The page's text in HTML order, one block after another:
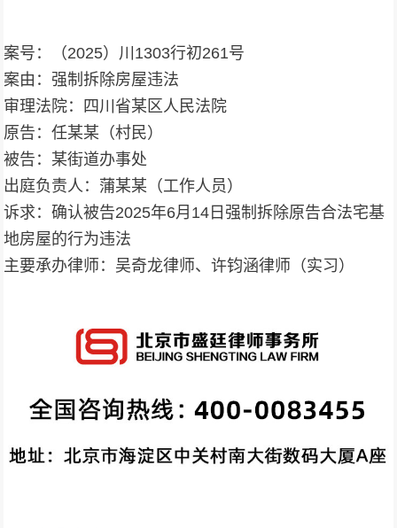
案号：（2025）川1303行初261号
案由：强制拆除房屋违法
审理法院：四川省某区人民法院
原告：任某某（村民）
被告：某街道办事处
出庭负责人：蒲某某（工作人员）
诉求：确认被告2025年6月14日强制拆除原告合法宅基
地房屋的行为违法
主要承办律师：吴奇龙律师、许钧涵律师（实习）